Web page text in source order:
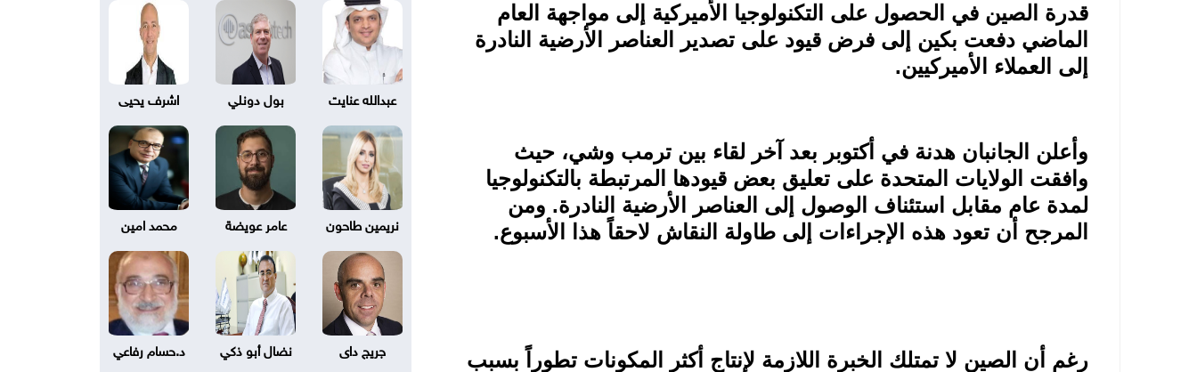
قدرة الصين في الحصول على التكنولوجيا الأميركية إلى مواجهة العام
الماضي دفعت بكين إلى فرض قيود على تصدير العناصر الأرضية النادرة
إلى العملاء الأميركيين.
وأعلن الجانبان هدنة في أكتوبر بعد آخر لقاء بين ترمب وشي، حيث
وافقت الولايات المتحدة على تعليق بعض قيودها المرتبطة بالتكنولوجيا
لمدة عام مقابل استئناف الوصول إلى العناصر الأرضية النادرة. ومن
المرجح أن تعود هذه الإجراءات إلى طاولة النقاش لاحقاً هذا الأسبوع.
رغم أن الصين لا تمتلك الخبرة اللازمة لإنتاج أكثر المكونات تطوراً بسبب
عبدالله عنايت بول دونلي اشرف يحيى
نريمين طاحون عامر عويضة محمد امين
جريج داى نضال أبو ذكي د.حسام رفاعي